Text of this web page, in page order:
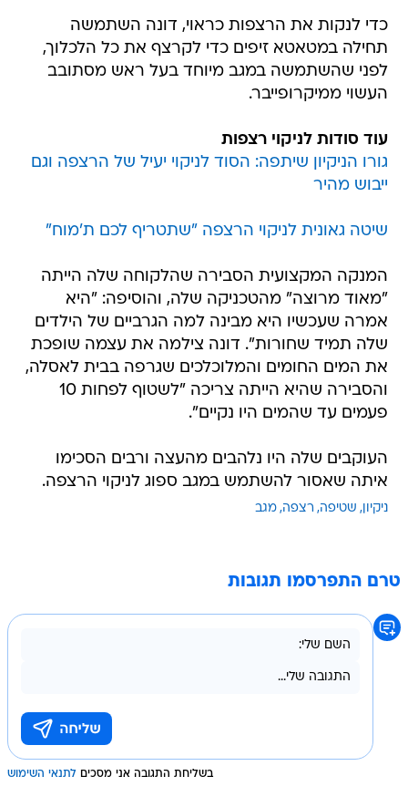
כדי לנקות את הרצפות כראוי, דונה השתמשה
תחילה במטאטא זיפים כדי לקרצף את כל הלכלוך,
לפני שהשתמשה במגב מיוחד בעל ראש מסתובב
העשוי ממיקרופייבר.
עוד סודות לניקוי רצפות
גורו הניקיון שיתפה: הסוד לניקוי יעיל של הרצפה וגם
ייבוש מהיר
שיטה גאונית לניקוי הרצפה "שתטריף לכם ת'מוח"
המנקה המקצועית הסבירה שהלקוחה שלה הייתה
"מאוד מרוצה" מהטכניקה שלה, והוסיפה: "היא
אמרה שעכשיו היא מבינה למה הגרביים של הילדים
שלה תמיד שחורות". דונה צילמה את עצמה שופכת
את המים החומים והמלוכלכים שגרפה בבית לאסלה,
והסבירה שהיא הייתה צריכה "לשטוף לפחות 10
פעמים עד שהמים היו נקיים".
העוקבים שלה היו נלהבים מהעצה ורבים הסכימו
איתה שאסור להשתמש במגב ספוג לניקוי הרצפה.
ניקיון שטיפה רצפה מגב
טרם התפרסמו תגובות
בשליחת התגובה אני מסכים לתנאי השימוש